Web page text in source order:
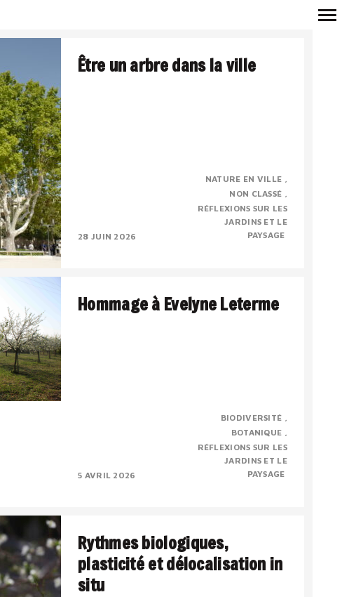
principale
Être un arbre dans la ville
Véronique Mure, botaniste, membre
correspondant de l’Académie d’Arles
Conférence du 17 mai 2026, à l’occasion de la
28 JUIN 2026
NATURE EN VILLE
NON CLASSÉ
RÉFLEXIONS SUR LES
JARDINS ET LE
PAYSAGE
Hommage à Evelyne Leterme
Evelyne Leterme vient de nous quitter
prématurément. Je voudrai rendre un
hommage personnel, pour dire combien j’ai
5 AVRIL 2026
BIODIVERSITÉ
BOTANIQUE
RÉFLEXIONS SUR LES
JARDINS ET LE
PAYSAGE
Rythmes biologiques,
plasticité et délocalisation in
situ